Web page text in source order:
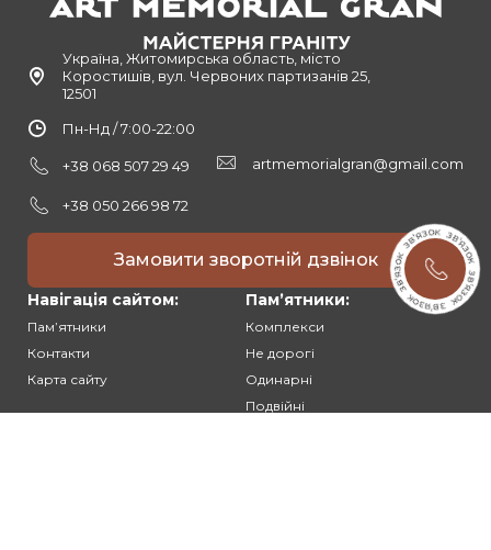
Україна, Житомирська область, місто
Коростишів, вул. Червоних партизанів 25,
12501
Пн-Нд / 7:00-22:00
+38 068 507 29 49
+38 050 266 98 72
artmemorialgran@gmail.com
Замовити зворотній дзвінок
Навігація сайтом:
Памʼятники
Контакти
Карта сайту
Памʼятники:
Комплекси
Не дорогі
Одинарні
Подвійні